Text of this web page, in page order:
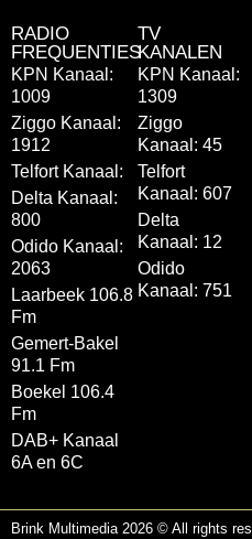
RADIO
FREQUENTIES
KPN Kanaal:
1009
Ziggo Kanaal:
1912
Telfort Kanaal:
Delta Kanaal:
800
Odido Kanaal:
2063
Laarbeek 106.8
Fm
Gemert-Bakel
91.1 Fm
Boekel 106.4
Fm
DAB+ Kanaal
6A en 6C
TV
KANALEN
KPN Kanaal:
1309
Ziggo
Kanaal: 45
Telfort
Kanaal: 607
Delta
Kanaal: 12
Odido
Kanaal: 751
Brink Multimedia 2026 © All rights